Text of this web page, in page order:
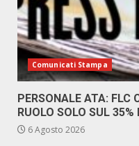
Comunicati Stampa
PERSONALE ATA: FLC
RUOLO SOLO SUL
6 Agosto 2026